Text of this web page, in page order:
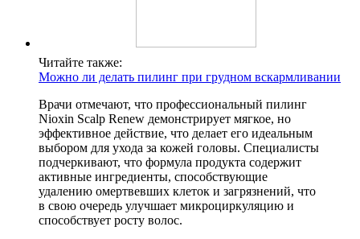
Читайте также:
Можно ли делать пилинг при грудном вскармливании
Врачи отмечают, что профессиональный пилинг
Nioxin Scalp Renew демонстрирует мягкое, но
эффективное действие, что делает его идеальным
выбором для ухода за кожей головы. Специалисты
подчеркивают, что формула продукта содержит
активные ингредиенты, способствующие
удалению омертвевших клеток и загрязнений, что
в свою очередь улучшает микроциркуляцию и
способствует росту волос.